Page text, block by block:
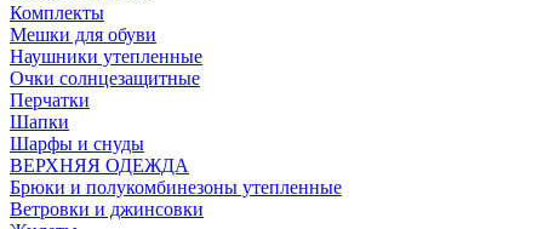
Комплекты
Мешки для обуви
Наушники утепленные
Очки солнцезащитные
Перчатки
Шапки
Шарфы и снуды
ВЕРХНЯЯ ОДЕЖДА
Брюки и полукомбинезоны утепленные
Ветровки и джинсовки